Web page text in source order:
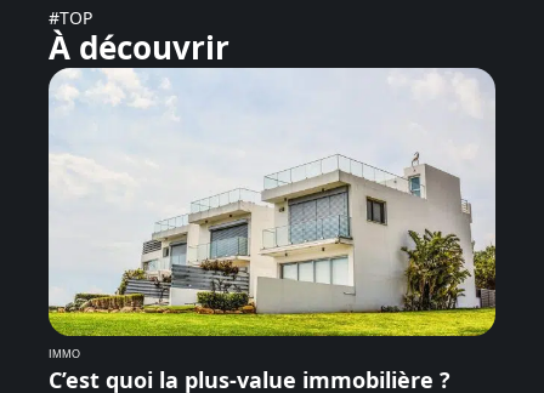
#TOP
À découvrir
IMMO
C’est quoi la plus-value immobilière ?